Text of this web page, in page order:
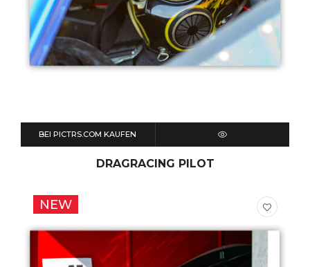
BEI PICTRS.COM KAUFEN
QUICK VIEW
DRAGRACING PILOT
NEW